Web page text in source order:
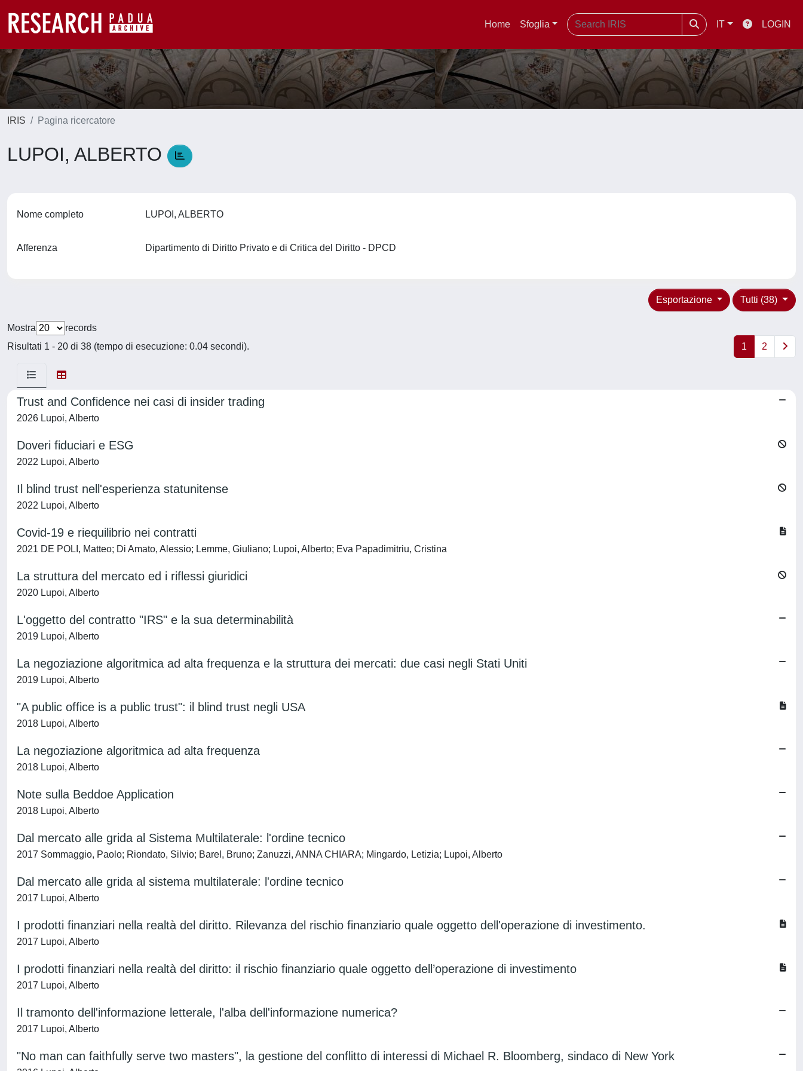
Home Sfoglia IT LOGIN
IRIS Pagina ricercatore
LUPOI, ALBERTO
Nome completo LUPOI, ALBERTO
Afferenza Dipartimento di Diritto Privato e di Critica del Diritto - DPCD
Tutti (38)
Esportazione
Mostra
records
Risultati 1 - 20 di 38 (tempo di esecuzione: 0.04 secondi).
1 2
Trust and Confidence nei casi di insider trading
2026 Lupoi, Alberto
Doveri fiduciari e ESG
2022 Lupoi, Alberto
Il blind trust nell'esperienza statunitense
2022 Lupoi, Alberto
Covid-19 e riequilibrio nei contratti
2021 DE POLI, Matteo; Di Amato, Alessio; Lemme, Giuliano; Lupoi, Alberto; Eva Papadimitriu, Cristina
La struttura del mercato ed i riflessi giuridici
2020 Lupoi, Alberto
L'oggetto del contratto "IRS" e la sua determinabilità
2019 Lupoi, Alberto
La negoziazione algoritmica ad alta frequenza e la struttura dei mercati: due casi negli Stati Uniti
2019 Lupoi, Alberto
"A public office is a public trust": il blind trust negli USA
2018 Lupoi, Alberto
La negoziazione algoritmica ad alta frequenza
2018 Lupoi, Alberto
Note sulla Beddoe Application
2018 Lupoi, Alberto
Dal mercato alle grida al Sistema Multilaterale: l'ordine tecnico
2017 Sommaggio, Paolo; Riondato, Silvio; Barel, Bruno; Zanuzzi, ANNA CHIARA; Mingardo, Letizia; Lupoi, Alberto
Dal mercato alle grida al sistema multilaterale: l'ordine tecnico
2017 Lupoi, Alberto
I prodotti finanziari nella realtà del diritto. Rilevanza del rischio finanziario quale oggetto dell'operazione di investimento.
2017 Lupoi, Alberto
I prodotti finanziari nella realtà del diritto: il rischio finanziario quale oggetto dell’operazione di investimento
2017 Lupoi, Alberto
Il tramonto dell'informazione letterale, l'alba dell'informazione numerica?
2017 Lupoi, Alberto
"No man can faithfully serve two masters", la gestione del conflitto di interessi di Michael R. Bloomberg, sindaco di New York